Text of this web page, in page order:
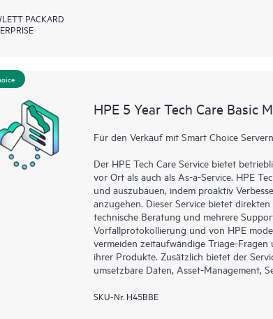
PACKARD
HPE 5 Year Tech Care Basic
Für den Verkauf mit Smart Choice
Der HPE Tech Care Service bietet
vor Ort als auch als As-a-Service. HPE
und auszubauen, indem proaktiv
anzugehen. Dieser Service bietet
technische Beratung und mehrere
Vorfallprotokollierung und von HPE
vermeiden zeitaufwändige Triage-
ihrer Produkte. Zusätzlich bietet der
umsetzbare Daten, Asset-Management,
SKU-Nr. H45BBE